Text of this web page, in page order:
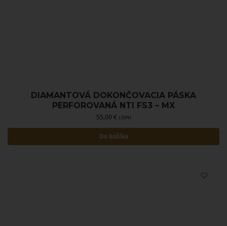
DIAMANTOVÁ DOKONČOVACIA PÁSKA
PERFOROVANÁ NTI FS3 – MX
55,00 € s DPH
Do košíka